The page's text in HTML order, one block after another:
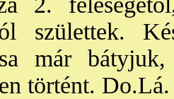
születtek.
már
történt. Do.Lá.